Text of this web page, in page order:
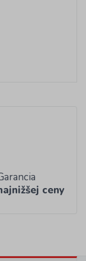
ceny